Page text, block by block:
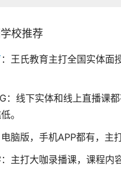
校推荐
：王氏教育主打全国实体面
：线下实体和线上直播课都
。
脑版，手机APP都有，主
主打大咖录播课，课程内